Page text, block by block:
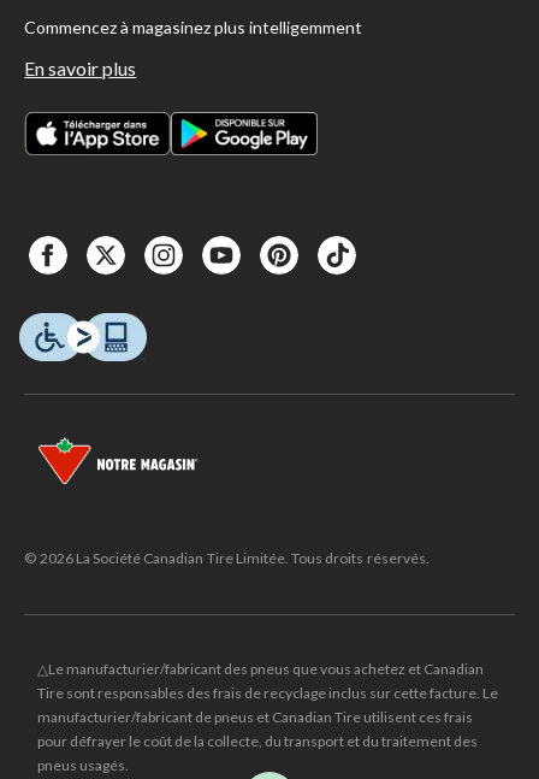
Commencez à magasinez plus intelligemment
En savoir plus
© 2026 La Société Canadian Tire Limitée. Tous droits réservés.
△Le manufacturier/fabricant des pneus que vous achetez et Canadian
Tire sont responsables des frais de recyclage inclus sur cette facture. Le
manufacturier/fabricant de pneus et Canadian Tire utilisent ces frais
pour défrayer le coût de la collecte, du transport et du traitement des
pneus usagés.